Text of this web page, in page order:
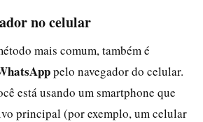
no celular
mais comum, também é
pelo navegador do celular.
está usando um smartphone que
principal (por exemplo, um celular